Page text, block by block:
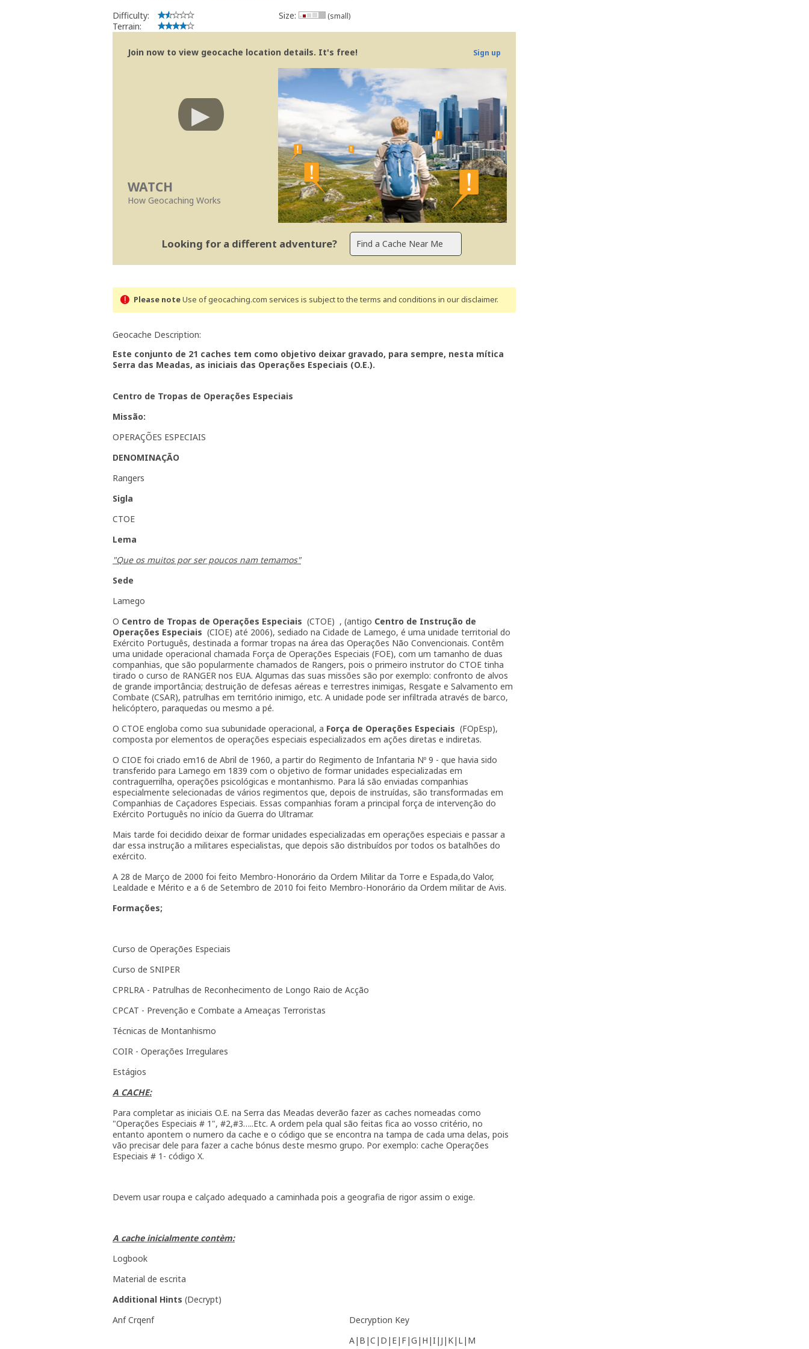
Difficulty:
Terrain:
Size: (small)
Join now to view geocache location details. It's free! Sign up
WATCH
How Geocaching Works
Looking for a different adventure?
Please noteUse of geocaching.com services is subject to the terms and conditions in our disclaimer.
Geocache Description:
Este conjunto de 21 caches tem como objetivo deixar gravado, para sempre, nesta mítica
Serra das Meadas, as iniciais das Operações Especiais (O.E.).
Centro de Tropas de Operações Especiais
Missão:
OPERAÇÕES ESPECIAIS
DENOMINAÇÃO
Rangers
Sigla
CTOE
Lema
"Que os muitos por ser poucos nam temamos"
Sede
Lamego
O Centro de Tropas de Operações Especiais (CTOE) , (antigo Centro de Instrução de
Operações Especiais (CIOE) até 2006), sediado na Cidade de Lamego, é uma unidade territorial do
Exército Português, destinada a formar tropas na área das Operações Não Convencionais. Contêm
uma unidade operacional chamada Força de Operações Especiais (FOE), com um tamanho de duas
companhias, que são popularmente chamados de Rangers, pois o primeiro instrutor do CTOE tinha
tirado o curso de RANGER nos EUA. Algumas das suas missões são por exemplo: confronto de alvos
de grande importância; destruição de defesas aéreas e terrestres inimigas, Resgate e Salvamento em
Combate (CSAR), patrulhas em território inimigo, etc. A unidade pode ser infiltrada através de barco,
helicóptero, paraquedas ou mesmo a pé.
O CTOE engloba como sua subunidade operacional, a Força de Operações Especiais (FOpEsp),
composta por elementos de operações especiais especializados em ações diretas e indiretas.
O CIOE foi criado em16 de Abril de 1960, a partir do Regimento de Infantaria Nº 9 - que havia sido
transferido para Lamego em 1839 com o objetivo de formar unidades especializadas em
contraguerrilha, operações psicológicas e montanhismo. Para lá são enviadas companhias
especialmente selecionadas de vários regimentos que, depois de instruídas, são transformadas em
Companhias de Caçadores Especiais. Essas companhias foram a principal força de intervenção do
Exército Português no início da Guerra do Ultramar.
Mais tarde foi decidido deixar de formar unidades especializadas em operações especiais e passar a
dar essa instrução a militares especialistas, que depois são distribuídos por todos os batalhões do
exército.
A 28 de Março de 2000 foi feito Membro-Honorário da Ordem Militar da Torre e Espada,do Valor,
Lealdade e Mérito e a 6 de Setembro de 2010 foi feito Membro-Honorário da Ordem militar de Avis.
Formações;
Curso de Operações Especiais
Curso de SNIPER
CPRLRA - Patrulhas de Reconhecimento de Longo Raio de Acção
CPCAT - Prevenção e Combate a Ameaças Terroristas
Técnicas de Montanhismo
COIR - Operações Irregulares
Estágios
A CACHE:
Para completar as iniciais O.E. na Serra das Meadas deverão fazer as caches nomeadas como
"Operações Especiais # 1", #2,#3…..Etc. A ordem pela qual são feitas fica ao vosso critério, no
entanto apontem o numero da cache e o código que se encontra na tampa de cada uma delas, pois
vão precisar dele para fazer a cache bónus deste mesmo grupo. Por exemplo: cache Operações
Especiais # 1- código X.
Devem usar roupa e calçado adequado a caminhada pois a geografia de rigor assim o exige.
A cache inicialmente contèm:
Logbook
Material de escrita
Additional Hints (Decrypt)
Anf Crqenf
Decryption Key
A|B|C|D|E|F|G|H|I|J|K|L|M